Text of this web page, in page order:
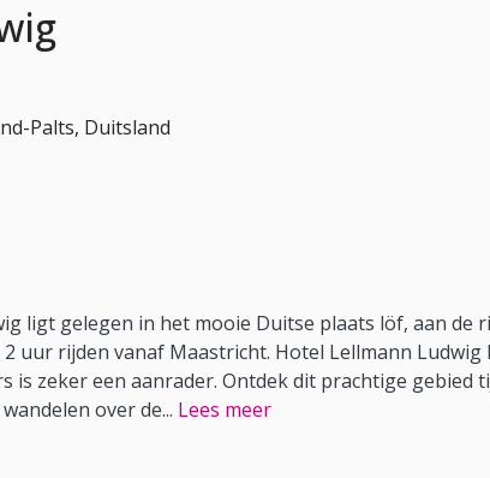
Palts, Duitsland
ligt gelegen in het mooie Duitse plaats löf, aan de
uur rijden vanaf Maastricht. Hotel Lellmann
is zeker een aanrader. Ontdek dit prachtige gebied
over de... Lees meer